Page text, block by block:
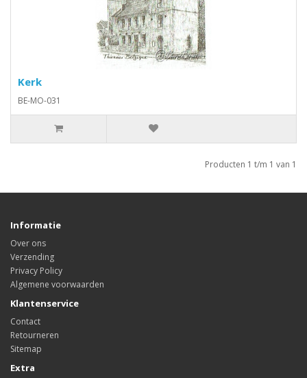
Kerk
BE-MO-031
Producten 1 t/m 1 van 1
Informatie
Over ons
Verzending
Privacy Policy
Algemene voorwaarden
Klantenservice
Contact
Retourneren
Sitemap
Extra